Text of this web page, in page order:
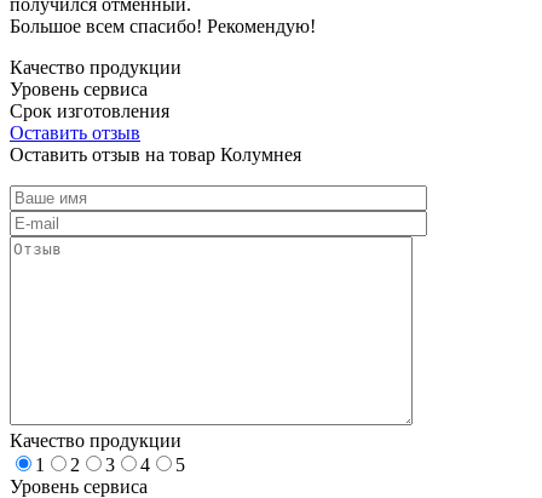
Большое всем спасибо! Рекомендую!
Качество продукции
Уровень сервиса
Срок изготовления
Оставить отзыв
Оставить отзыв на товар Колумнея
Качество продукции
1
2 3 4
5
Уровень сервиса